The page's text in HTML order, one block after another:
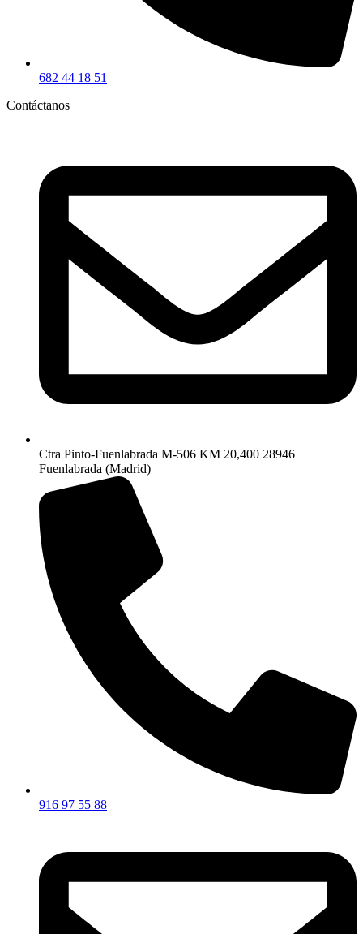
682 44 18 51
Contáctanos
Ctra Pinto-Fuenlabrada M-506 KM 20,400 28946
Fuenlabrada (Madrid)
916 97 55 88